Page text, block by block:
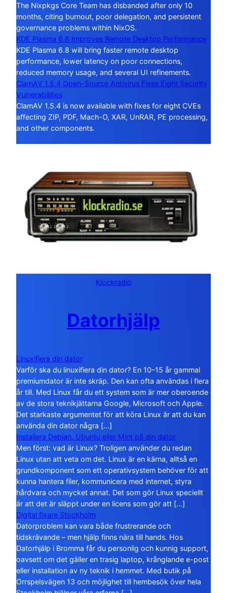
The Nixpkgs Core Team has disbanded after only 10
months, citing burnout, poor delegation, and persistent
governance problems within NixOS.
KDE Plasma 6.8 Improves Remote Desktop Performance
KDE Plasma 6.8 will bring faster remote desktop
performance, lower latency on poor connections,
reduced memory usage, and several UI refinements.
ClamAV 1.5.4 Open-Source Antivirus Fixes Eight Security
Vulnerabilities
ClamAV 1.5.4 is now available with fixes for eight CVEs
affecting ZIP, PDF, Mach-O, XAR, UnRAR, PE processing,
and other components.
Klockradio
Datorhjälp
Linuxifiera din dator
Varför ska du linuxifiera din dator? En 10–15 år gammal
premiumdator är inte skräp. Den kan ofta användas i flera
år till. Med Linux får du ett system som är mer oberoende
av de stora teknikjättarna Google, Microsoft och Apple.
Det starkaste argumentet för att köra Linux är att du kan
använda din dator några […]
Installera Debian, Ubuntu eller Mint på din dator
Men först: vad är Linux? Troligen använder du redan
Linux utan att veta om det. Linux är en kärna, alltså en
grundkomponent som ett operativsystem behöver för att
kunna hantera filer, kommunicera med internet, styra
hårdvara och mycket annat. Det som gör Linux speciellt
är att det är släppt under en licens som gör att […]
Digital fixare Stockholm
Datorproblem kan vara både frustrerande och
tidskrävande – men hjälp finns nära till hands. Hos
Datorhjälp i Bromma får du personlig och kunnig support,
oavsett om det gäller en trasig laptop, krånglande e-post
eller installation av ny teknik i hemmet. Med butik på
Orrspelsvägen 13 och möjlighet till hembesök över hela